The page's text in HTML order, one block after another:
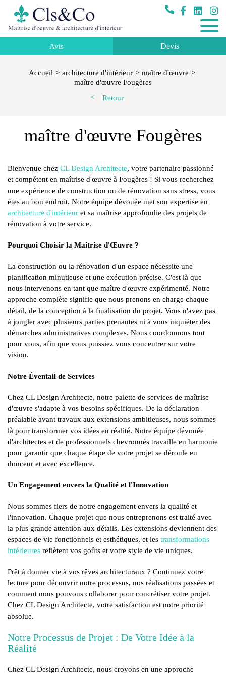
Avis Devis
Accueil architecture d'intérieur
maître d'œuvre
maître d'œuvre Fougères
Retour
maître d'œuvre Fougères
Bienvenue chez CL Design Architecte, votre partenaire passionné
et compétent en maîtrise d'œuvre à Fougères ! Si vous recherchez
une expérience de construction ou de rénovation sans stress, vous
êtes au bon endroit. Notre équipe dévouée met son expertise en
architecture d'intérieur et sa maîtrise approfondie des projets de
rénovation à votre service.
Pourquoi Choisir la Maîtrise d'Œuvre ?
La construction ou la rénovation d'un espace nécessite une
planification minutieuse et une exécution précise. C'est là que
nous intervenons en tant que maître d'œuvre expérimenté. Notre
approche complète signifie que nous prenons en charge chaque
détail, de la conception à la finalisation du projet. Vous n'avez pas
à jongler avec plusieurs parties prenantes ni à vous inquiéter des
démarches administratives complexes. Nous coordonnons tout
pour vous, afin que vous puissiez vous concentrer sur votre
vision.
Notre Éventail de Services
Chez CL Design Architecte, notre palette de services de maîtrise
d'œuvre s'adapte à vos besoins spécifiques. De la déclaration
préalable avant travaux aux extensions ambitieuses, nous sommes
là pour transformer vos idées en réalité. Notre équipe dévouée
d'architectes et de professionnels chevronnés travaille en harmonie
pour garantir que chaque étape de votre projet se déroule en
douceur et avec excellence.
Un Engagement envers la Qualité et l'Innovation
Nous sommes fiers de notre engagement envers la qualité et
l'innovation. Chaque projet que nous entreprenons est traité avec
la plus grande attention aux détails. Les extensions deviennent des
espaces de vie fonctionnels et esthétiques, et les transformations
intérieures reflètent vos goûts et votre style de vie uniques.
Prêt à donner vie à vos rêves architecturaux ? Continuez votre
lecture pour découvrir notre processus, nos réalisations passées et
comment nous pouvons collaborer pour concrétiser votre projet.
Chez CL Design Architecte, votre satisfaction est notre priorité
absolue.
Notre Processus de Projet : De Votre Idée à la
Réalité
Chez CL Design Architecte, nous croyons en une approche